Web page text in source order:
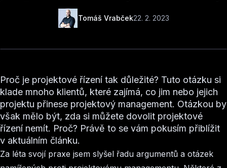
Tomáš Vrabček22. 2. 2023
Proč je projektové řízení tak důležité? Tuto otázku si
klade mnoho klientů, které zajímá, co jim nebo jejich
projektu přinese projektový management. Otázkou by
však mělo být, zda si můžete dovolit projektové
řízení nemít. Proč? Právě to se vám pokusím přiblížit
v aktuálním článku.
Za léta svojí praxe jsem slyšel řadu argumentů a otázek